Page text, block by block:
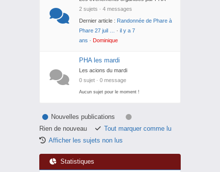
2 sujets · 4 messages
Dernier article : Randonnée de Phare à
Phare 27 juil …
· il y a 7
ans · Dominique
PHA les mardi
Les acions du mardi
0 sujet · 0 message
Aucun sujet pour le moment !
Nouvelles publications
Rien de nouveau
Tout marquer comme lu
Afficher les sujets non lus
Statistiques